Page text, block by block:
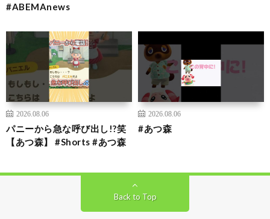
#ABEMAnews
2026.08.06
パニーから急な呼び出し!?笑
【あつ森】 #Shorts #あつ森
2026.08.06
#あつ森
Back to Top